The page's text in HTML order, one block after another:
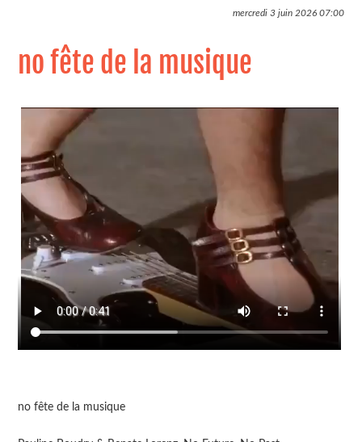
mercredi 3 juin 202607:00
no fête de la musique
no fête de la musique